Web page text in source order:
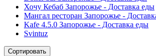
Хочу Кебаб Запорожье - Доставка еды
Мангал ресторан Запорожье -
Kafe 4.5.0 Запорожье - Доставка еды
Svintuz
Сортировать